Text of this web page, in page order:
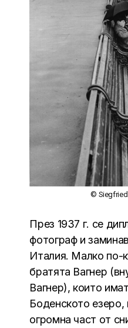
©
През 1937 г. се
фотограф и
Италия. Малко по-
братята Вагнер
Вагнер), които
Боденското езеро,
огромна част от